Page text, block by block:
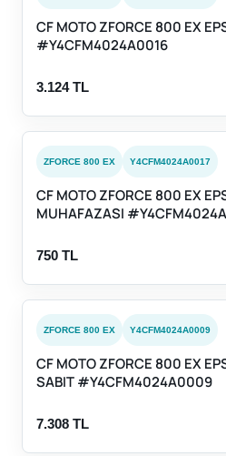
CF MOTO ZFORCE 800 EX
#Y4CFM4024A0016
3.124 TL
ZFORCE 800 EX Y4CFM4024A0017
CF MOTO ZFORCE 800 EX
MUHAFAZASI
750 TL
ZFORCE 800 EX Y4CFM4024A0009
CF MOTO ZFORCE 800 EX
SABIT #Y4CFM4024A0009
7.308 TL